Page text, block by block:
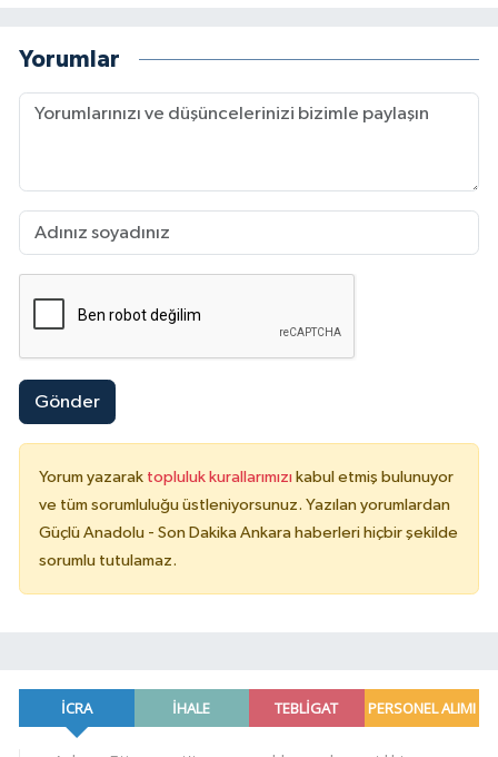
Yorumlar
Gönder
Yorum yazarak topluluk kurallarımızı kabul etmiş bulunuyor
ve tüm sorumluluğu üstleniyorsunuz. Yazılan yorumlardan
Güçlü Anadolu - Son Dakika Ankara haberleri hiçbir şekilde
sorumlu tutulamaz.